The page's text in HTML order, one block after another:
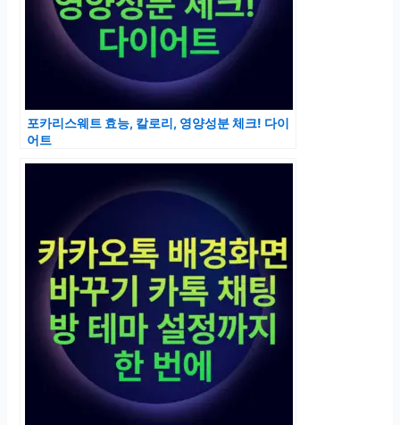
포카리스웨트 효능, 칼로리, 영양성분 체크! 다이
어트